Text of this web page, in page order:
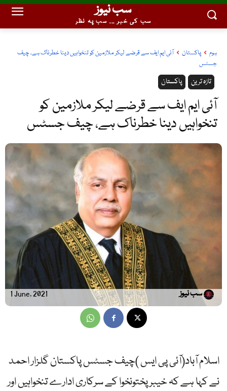
سب نیوز
سب کی خبر ... سب پہ نظر
ہوم پاکستان
آئی ایم ایف سے قرضے لیکر ملازمین کو تنخواہیں دینا خطرناک ہے، چیف
جسٹس
پاکستان تازہ ترین
آئی ایم ایف سے قرضے لیکر ملازمین کو
تنخواہیں دینا خطرناک ہے، چیف جسٹس
1 June, 2021 سب نیوز
اسلام آباد(آئی پی ایس )چیف جسٹس پاکستان گلزار احمد
نے کہا ہے کہ خیبرپختونخوا کے سرکاری ادارے تنخواہیں اور